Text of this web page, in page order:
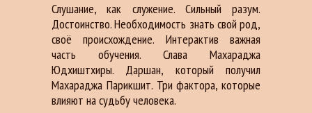
Слушание, как служение. Сильный разум.
Достоинство. Необходимость знать свой род,
своё происхождение. Интерактив важная
часть обучения. Слава Махараджа
Юдхиштхиры. Даршан, который получил
Махараджа Парикшит. Три фактора, которые
влияют на судьбу человека.